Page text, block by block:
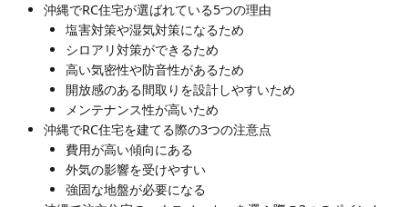
沖縄でRC住宅が選ばれている5つの理由
塩害対策や湿気対策になるため
シロアリ対策ができるため
高い気密性や防音性があるため
開放感のある間取りを設計しやすいため
メンテナンス性が高いため
沖縄でRC住宅を建てる際の3つの注意点
費用が高い傾向にある
外気の影響を受けやすい
強固な地盤が必要になる